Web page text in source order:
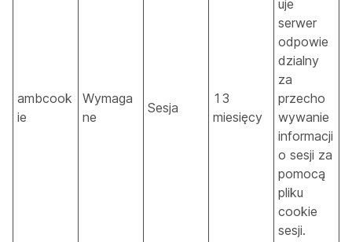
ambcook
ie
Wymaga
ne
Sesja
13
miesięcy
uje
serwer
odpowie
dzialny
za
przecho
wywanie
informacji
o sesji za
pomocą
pliku
cookie
sesji.